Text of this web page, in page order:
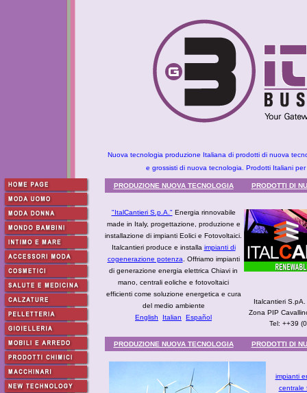
Nuova tecnologia produzione Italiana di prodotti di nuova
e grossisti di nuova tecnologia. Prodotti Italiani
PRODUZIONE NUOVA TECNOLOGIA PRODOTTI DI
"ItalCantieri S.p.A." Energia rinnovabile
made in Italy, progettazione, produzione e
installazione di impianti Eolici e Fotovoltaici.
Italcantieri produce e installa impianti di
cogenerazione potenza . Offriamo impianti
di generazione energia elettrica Chiavi in
mano, centrali eoliche e fotovoltaici
efficienti come soluzione energetica e cura
del medio ambiente
English
Italian Español
Italcantieri
Zona PIP
Tel: ++39
PRODUZIONE NUOVA TECNOLOGIA PRODOTTI DI
impianti
centrale